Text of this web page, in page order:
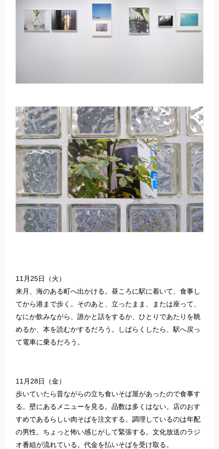
11月25日（火）
来月、海のある町へ出かける。昼ころに駅に着いて、食事し
てから港まで歩く。そのあと、立ったまま、または座って、
なにか飲みながら、誰かと話をするか、ひとりであたりを眺
めるか、本を読むかするだろう。しばらくしたら、駅へ戻っ
て電車に乗るだろう。
11月28日（金）
歩いていたら昔ながらの立ち食いそば屋があったので食事す
る。壁にあるメニューを見る。品数は多くはない。店のおす
すめであるらしい肉そばを注文する。調理しているのは年配
の男性。ちょっと怖い感じがして緊張する。文化放送のラジ
オ番組が流れている。代金を払いそばを受け取る。